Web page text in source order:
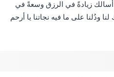
أسالك زيادةً في الرزق وسعةً في
ودُلنا على ما فيه نجاتنا يا أرحم